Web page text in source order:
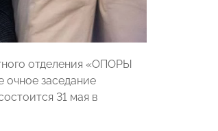
отделения «ОПОРЫ
очное заседание
31 мая в